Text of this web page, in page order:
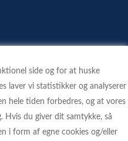
side og for at huske
laver vi statistikker og analyserer
hele tiden forbedres, og at vores
Hvis du giver dit samtykke, så
i form af egne cookies og/eller